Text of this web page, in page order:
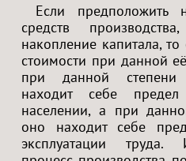
Если предположить
средств
накопление капитала,
стоимости при данной
при данной степени
находит себе
населении, а при
оно находит себе
эксплуатации труда.